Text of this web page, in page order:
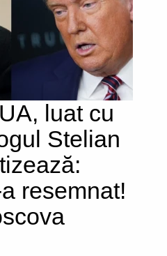
luat cu
Stelian
resemnat!